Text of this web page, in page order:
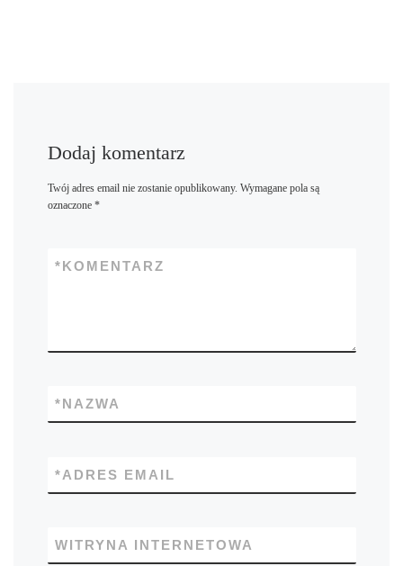
Dodaj komentarz
Twój adres email nie zostanie opublikowany. Wymagane pola są
oznaczone *
KOMENTARZ
*
NAZWA
*
ADRES EMAIL
*
WITRYNA INTERNETOWA